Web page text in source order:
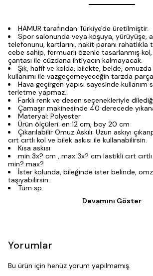
HAMUR tarafından Türkiye'de üretilmiştir.
Spor salonunda veya koşuya, yürüyüşe,
telefonunu, kartlarını, nakit paranı rahatlıkla
cebe sahip, fermuarlı özenle tasarlanmış
çantası ile cüzdana ihtiyacın kalmayacak.
Şık, hafif ve kolda, bilekte, belde,
kullanımı ile vazgeçemeyeceğin tarzda
Hava geçirgen yapısı sayesinde kullanım
terletme yapmaz.
Farklı renk ve desen seçenekleriyle
Çamaşır makinesinde 40 derecede
Materyal: Polyester
Ürün ölçüleri: en 12 cm, boy 20 cm
Çıkarılabilir Omuz Askılı: Uzun askıyı
cırt cırtlı kol ve bilek askısı ile kullanabilirsin.
Kısa askısı
min 3x? cm , max 3x? cm lastikli cırt cırtlı
min? max?
İster kolunda, bileğinde ister belinde,
taşıyabilirsin.
Tüm sp
Devamını Göster
Yorumlar
Bu ürün için henüz yorum yapılmamış.